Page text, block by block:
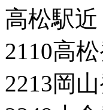
高松駅
2110高
2213岡